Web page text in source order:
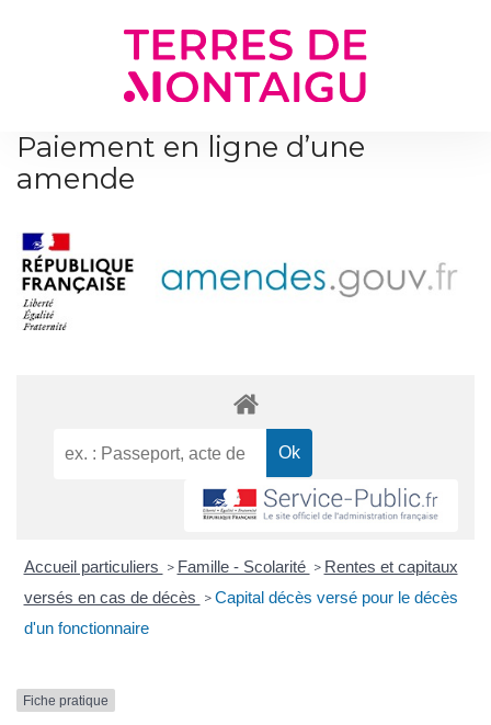
Paiement en ligne d’une
amende
Accueil particuliers > Famille - Scolarité > Rentes et capitaux
versés en cas de décès > Capital décès versé pour le décès
d'un fonctionnaire
Fiche pratique